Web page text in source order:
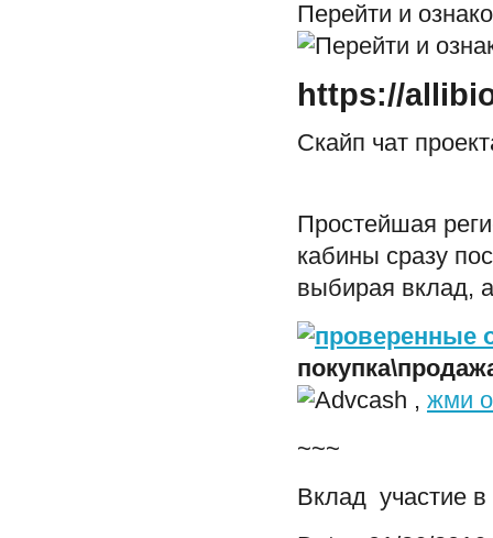
Перейти и
https://
Скайп чат
Простейшая
кабины сразу
выбирая вклад,
, жми
~~~
Вклад участие в